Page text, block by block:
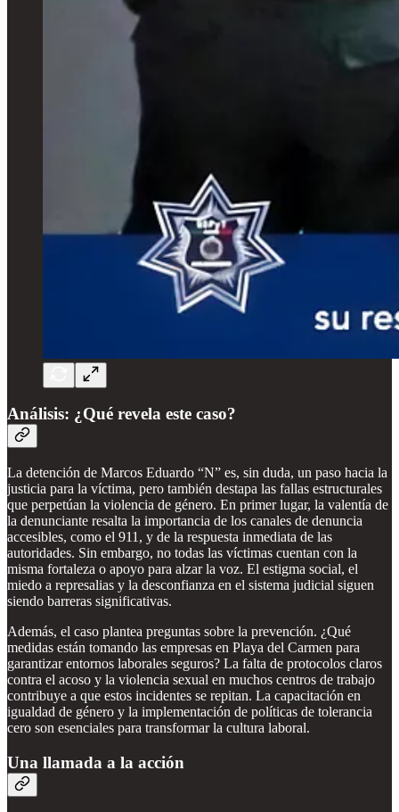
Análisis: ¿Qué revela este caso?
La detención de Marcos Eduardo “N” es, sin duda, un paso hacia la
justicia para la víctima, pero también destapa las fallas estructurales
que perpetúan la violencia de género. En primer lugar, la valentía de
la denunciante resalta la importancia de los canales de denuncia
accesibles, como el 911, y de la respuesta inmediata de las
autoridades. Sin embargo, no todas las víctimas cuentan con la
misma fortaleza o apoyo para alzar la voz. El estigma social, el
miedo a represalias y la desconfianza en el sistema judicial siguen
siendo barreras significativas.
Además, el caso plantea preguntas sobre la prevención. ¿Qué
medidas están tomando las empresas en Playa del Carmen para
garantizar entornos laborales seguros? La falta de protocolos claros
contra el acoso y la violencia sexual en muchos centros de trabajo
contribuye a que estos incidentes se repitan. La capacitación en
igualdad de género y la implementación de políticas de tolerancia
cero son esenciales para transformar la cultura laboral.
Una llamada a la acción